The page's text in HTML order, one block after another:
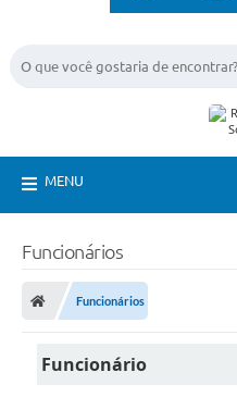
MENU
Funcionários
Funcionários
Funcionário